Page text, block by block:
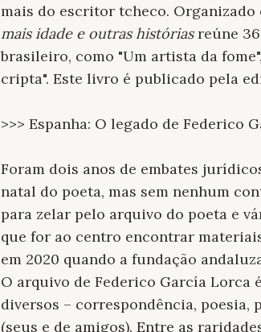
mais do escritor tcheco.
mais idade e outras históriasreúne 36
brasileiro, como "Um artista da
cripta". Este livro é publicado pela
>>> Espanha: O legado de Federico
Foram dois anos de embates
natal do poeta, mas sem nenhum
para zelar pelo arquivo do poeta e
que for ao centro encontrar
em 2020 quando a fundação
O arquivo de Federico García
diversos – correspondência, poesia,
(seus e de amigos). Entre as